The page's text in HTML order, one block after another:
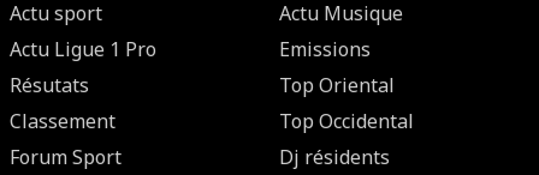
Actu sport
Actu Ligue 1 Pro
Résutats
Classement
Forum Sport
Actu Musique
Emissions
Top Oriental
Top Occidental
Dj résidents